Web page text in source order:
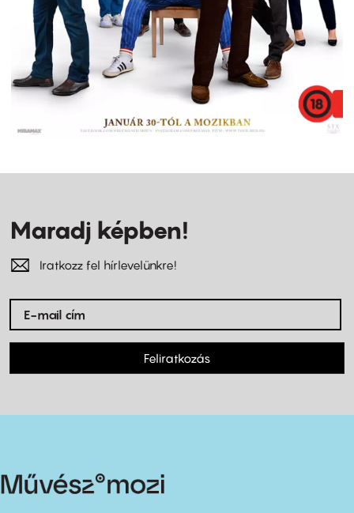
Maradj képben!
Iratkozz fel hírlevelünkre!
Feliratkozás